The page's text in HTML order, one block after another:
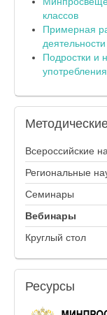
классов
Примерная
Подростки и
Всероссийские
Региональные
Семинары
Вебинары
Круглый стол
Ресурсы